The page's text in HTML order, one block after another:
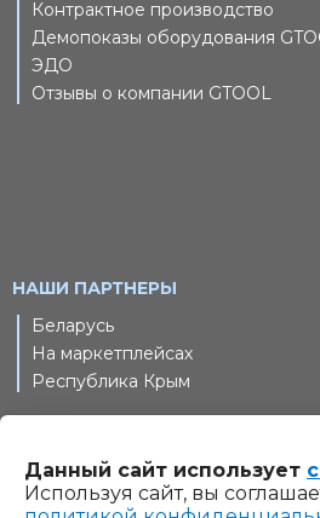
Контрактное производство
Демопоказы оборудования
ЭДО
Отзывы о компании GTOOL
НАШИ ПАРТНЕРЫ
Беларусь
На маркетплейсах
Республика Крым
© 2011-2026 Шлифовальные
защищены
Данный сайт использует
Используя сайт, вы